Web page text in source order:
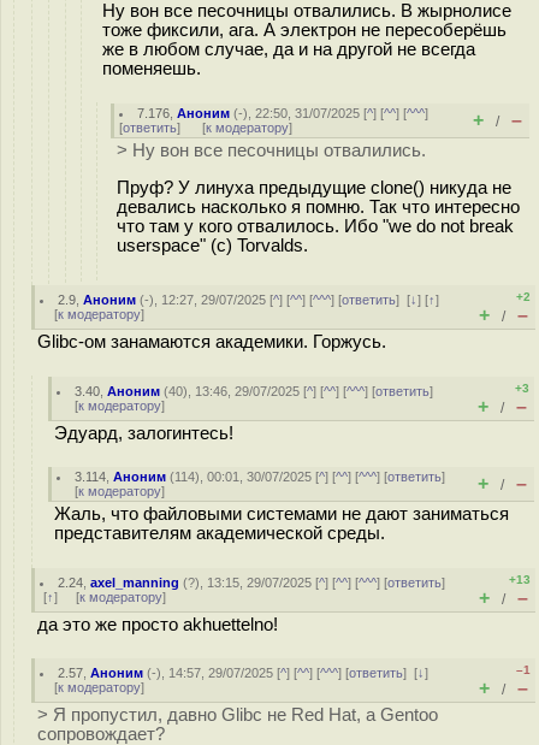
Ну вон все песочницы отвалились. В жырнолисе
тоже фиксили, ага. А электрон не пересоберёшь
же в любом случае, да и на другой не всегда
поменяешь.
7.176 ,Аноним (-), 22:50, 31/07/2025 [^] [^^] [^^^]
[ответить] [к модератору] + / –
> Ну вон все песочницы отвалились.
Пруф? У линуха предыдущие clone() никуда не
девались насколько я помню. Так что интересно
что там у кого отвалилось. Ибо "we do not break
userspace" (c) Torvalds.
2.9 ,Аноним (-), 12:27, 29/07/2025 [^] [^^] [^^^] [ответить][↓] [↑]
[к модератору]
+2
+ / –
Glibc-ом занамаются академики. Горжусь.
3.40 ,Аноним (40), 13:46, 29/07/2025 [^] [^^] [^^^] [ответить]
[к модератору]
+3
+ / –
Эдуард, залогинтесь!
3.114 ,Аноним (114), 00:01, 30/07/2025 [^] [^^] [^^^] [ответить]
[к модератору] + / –
Жаль, что файловыми системами не дают заниматься
представителям академической среды.
2.24 ,axel_manning (?), 13:15, 29/07/2025 [^] [^^] [^^^] [ответить]
[↑] [к модератору]
+13
+ / –
да это же просто akhuettelno!
2.57 ,Аноним (-), 14:57, 29/07/2025 [^] [^^] [^^^] [ответить][↓]
[к модератору]
–1
+ / –
> Я пропустил, давно Glibc не Red Hat, а Gentoo
сопровождает?